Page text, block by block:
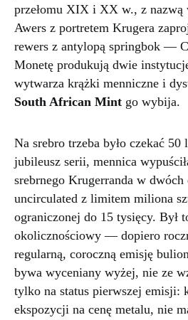
przełomu XIX i XX w., z
Awers z portretem Krugera
rewers z antylopą springbok —
Monetę produkują dwie
wytwarza krążki menniczne i
South African Mint go wybija.
Na srebro trzeba było czekać
jubileusz serii, mennica
srebrnego Krugerranda w
uncirculated z limitem miliona
ograniczonej do 15 tysięcy. Był
okolicznościowy — dopiero
regularną, coroczną emisję
bywa wyceniany wyżej, nie ze
tylko na status pierwszej emisji:
ekspozycji na cenę metalu, nie